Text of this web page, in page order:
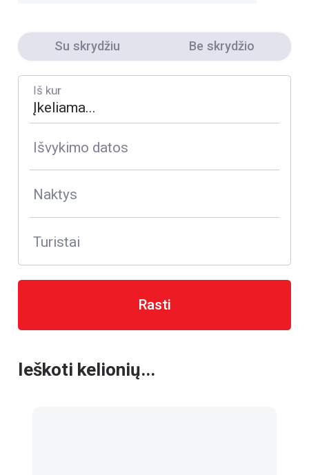
Su skrydžiu Be skrydžio
Iš kur
Išvykimo datos
Naktys
Turistai
Rasti
Ieškoti kelionių...